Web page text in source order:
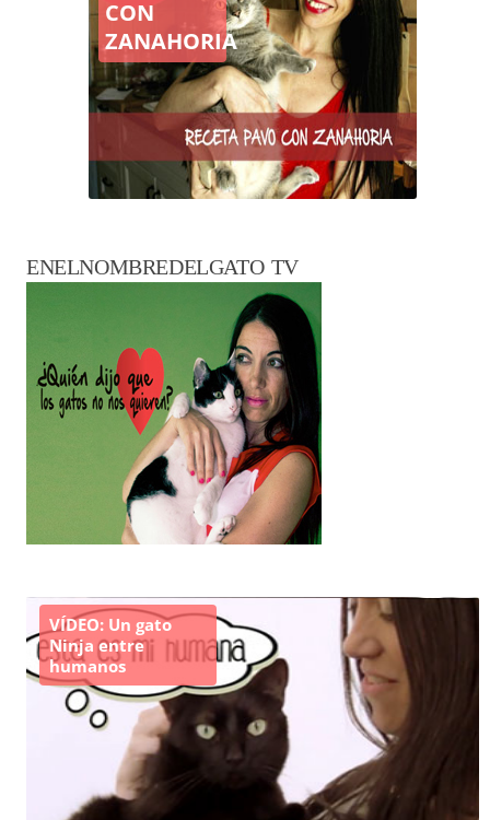
CON
ZANAHORIA
ENELNOMBREDELGATO TV
VÍDEO: Un gato
Ninja entre
humanos